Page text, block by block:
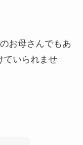
お母さんでもあ
ていられませ